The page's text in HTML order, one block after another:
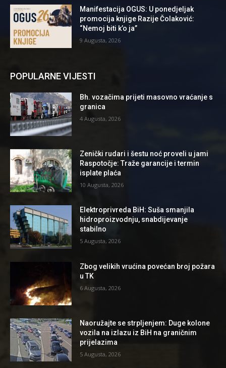
Manifestacija OGUS: U ponedjeljak
promocija knjige Razije Čolaković:
“Nemoj biti k’o ja”
9 Augusta, 2026
POPULARNE VIJESTI
Bh. vozačima prijeti masovno vraćanje s
granica
4 Augusta, 2026
Zenički rudari i šestu noć proveli u jami
Raspotočje: Traže garancije i termin
isplate plaća
10 Augusta, 2026
Elektroprivreda BiH: Suša smanjila
hidroproizvodnju, snabdijevanje
stabilno
5 Augusta, 2026
Zbog velikih vrućina povećan broj požara
u TK
6 Augusta, 2026
Naoružajte se strpljenjem: Duge kolone
vozila na izlazu iz BiH na graničnim
prijelazima
5 Augusta, 2026